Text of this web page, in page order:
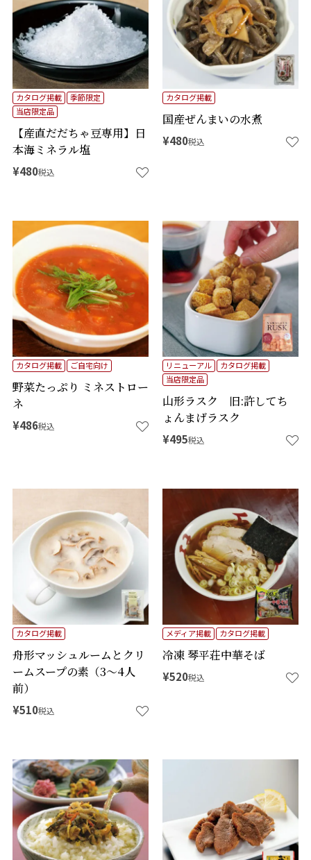
【産直だだちゃ豆専用】日
本海ミネラル塩
カタログ掲載
季節限定
当店限定品
¥480税込
国産ぜんまいの水煮
カタログ掲載
¥480税込
野菜たっぷり ミネストロー
ネ
カタログ掲載 ご自宅向け
¥486税込
山形ラスク 旧:許してち
ょんまげラスク
リニューアル
カタログ掲載
当店限定品
¥495税込
舟形マッシュルームとクリ
ームスープの素（3～4人
前）
カタログ掲載
¥510税込
冷凍 琴平荘中華そば
メディア掲載 カタログ掲載
¥520税込